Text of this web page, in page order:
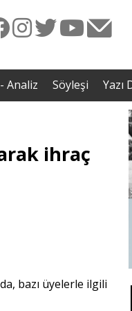
bırakılması için çağrı
Analiz Söyleşi Yazı
ihraç
bazı üyelerle ilgili